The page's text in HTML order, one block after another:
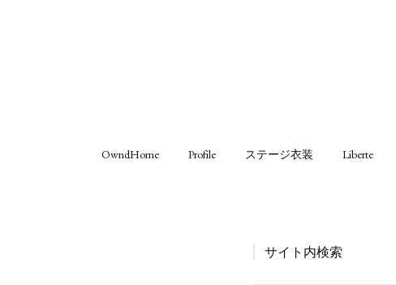
OwndHome Profile ステージ衣装 Liberte
サイト内検索